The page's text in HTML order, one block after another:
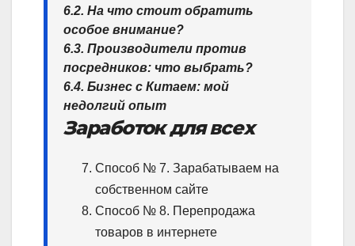
6.2. На что стоит обратить
особое внимание?
6.3. Производители против
посредников: что выбрать?
6.4. Бизнес с Китаем: мой
недолгий опыт
Заработок для всех
Способ № 7. Зарабатываем на
собственном сайте
Способ № 8. Перепродажа
товаров в интернете